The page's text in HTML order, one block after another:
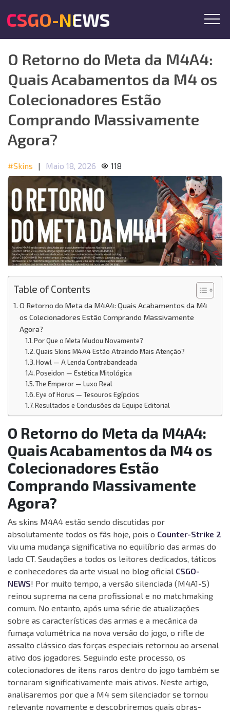
CSGO-NEWS
O Retorno do Meta da M4A4:
Quais Acabamentos da M4 os
Colecionadores Estão
Comprando Massivamente
Agora?
#Skins | Maio 18, 2026 118
Table of Contents
O Retorno do Meta da M4A4: Quais Acabamentos da M4
os Colecionadores Estão Comprando Massivamente
Agora?
Por Que o Meta Mudou Novamente?
Quais Skins M4A4 Estão Atraindo Mais Atenção?
Howl — A Lenda Contrabandeada
Poseidon — Estética Mitológica
The Emperor — Luxo Real
Eye of Horus — Tesouros Egípcios
Resultados e Conclusões da Equipe Editorial
O Retorno do Meta da M4A4:
Quais Acabamentos da M4 os
Colecionadores Estão
Comprando Massivamente
Agora?
As skins M4A4 estão sendo discutidas por
absolutamente todos os fãs hoje, pois o Counter-Strike 2
viu uma mudança significativa no equilíbrio das armas do
lado CT. Saudações a todos os leitores dedicados, táticos
e conhecedores da arte visual no blog oficial CSGO-
NEWS! Por muito tempo, a versão silenciada (M4A1-S)
reinou suprema na cena profissional e no matchmaking
comum. No entanto, após uma série de atualizações
sobre as características das armas e a mecânica da
fumaça volumétrica na nova versão do jogo, o rifle de
assalto clássico das forças especiais retornou ao arsenal
ativo dos jogadores. Seguindo este processo, os
colecionadores de itens raros dentro do jogo também se
tornaram significativamente mais ativos. Neste artigo,
analisaremos por que a M4 sem silenciador se tornou
relevante novamente e descobriremos quais obras-